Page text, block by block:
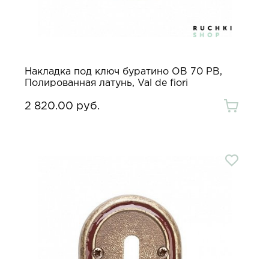
Накладка под ключ буратино OB 70 PB,
Полированная латунь, Val de fiori
2 820.00 руб.